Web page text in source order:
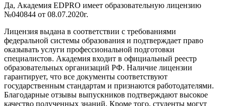
Да, Академия EDPRO имеет образовательную лицензию
№040844 от 08.07.2020г.
Лицензия выдана в соответствии с требованиями
федеральной системы образования и подтверждает право
оказывать услуги профессиональной подготовки
специалистов. Академия входит в официальный реестр
образовательных организаций РФ. Наличие лицензии
гарантирует, что все документы соответствуют
государственным стандартам и признаются работодателями.
Благодарные отзывы выпускников подтверждают высокое
качество полученных знаний. Кроме того, студенты могут